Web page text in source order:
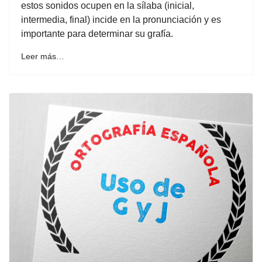
estos sonidos ocupen en la sílaba (inicial,
intermedia, final) incide en la pronunciación y es
importante para determinar su grafía.
Leer más…